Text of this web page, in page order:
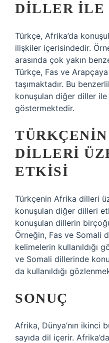
DILLER
Türkçe, Afrika’da
ilişkiler içerisindedir.
arasında çok yakın
Türkçe, Fas ve
taşımaktadır. Bu
konuşulan diğer diller ile
göstermektedir.
DILLERI
ETKISI
Türkçenin Afrika dilleri
konuşulan diğer dilleri
konuşulan dillerin
Örneğin, Fas ve Somali
kelimelerin kullanıldığı
ve Somali dillerinde
da kullanıldığı
SONUÇ
Afrika, Dünya’nın ikinci
sayıda dil içerir.